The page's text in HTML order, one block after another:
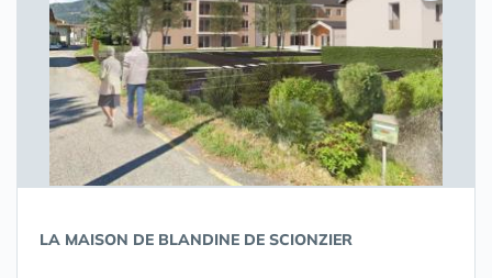
LA MAISON DE BLANDINE DE SCIONZIER